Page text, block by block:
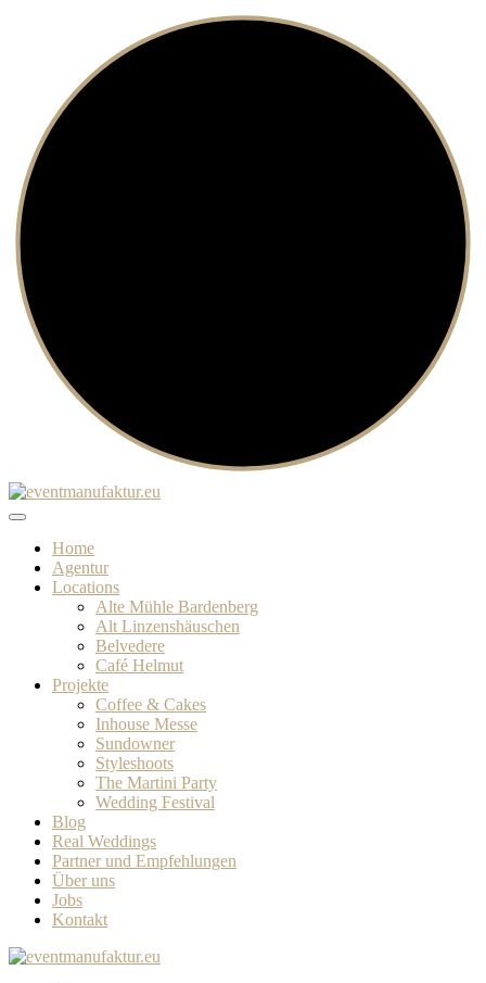
Home
Agentur
Locations
Alte Mühle Bardenberg
Alt Linzenshäuschen
Belvedere
Café Helmut
Projekte
Coffee & Cakes
Inhouse Messe
Sundowner
Styleshoots
The Martini Party
Wedding Festival
Blog
Real Weddings
Partner und Empfehlungen
Über uns
Jobs
Kontakt